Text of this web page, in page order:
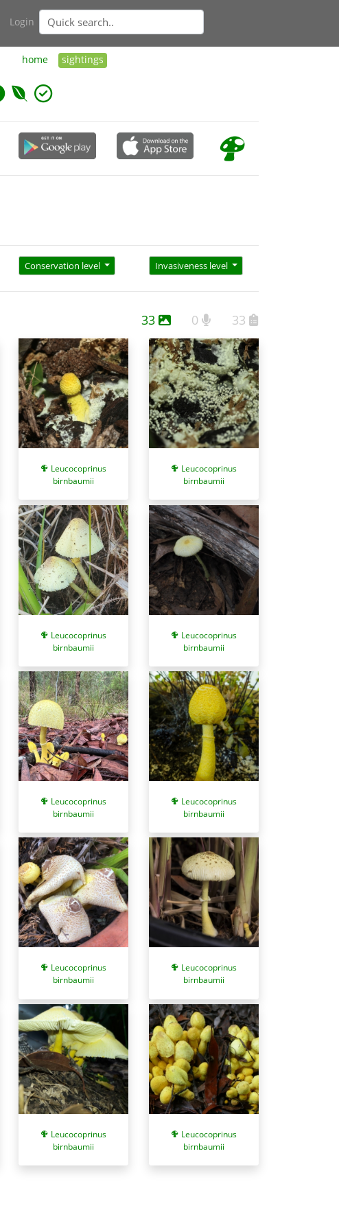
Login
home sightings
Conservation level Invasiveness level
33 0 33
Leucocoprinus
birnbaumii
Leucocoprinus
birnbaumii
Leucocoprinus
birnbaumii
Leucocoprinus
birnbaumii
Leucocoprinus
birnbaumii
Leucocoprinus
birnbaumii
Leucocoprinus
birnbaumii
Leucocoprinus
birnbaumii
Leucocoprinus
birnbaumii
Leucocoprinus
birnbaumii